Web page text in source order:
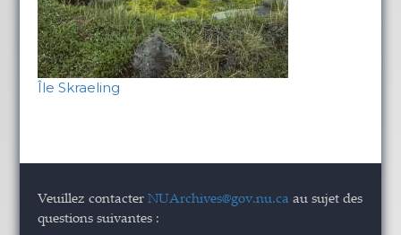
Île Skraeling
Veuillez contacterNUArchives@gov.nu.ca au sujet des
questions suivantes :